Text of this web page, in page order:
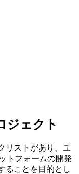
ジェクト
リストがあり、ユ
トフォームの開発
ることを目的とし